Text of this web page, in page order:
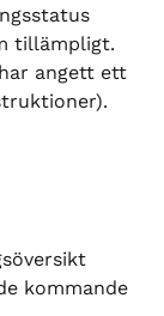
tillämpligt.
angett ett
kommande